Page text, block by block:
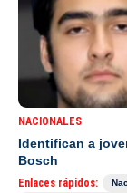
NACIONALES
Identifican a
Bosch
Enlaces rápidos: